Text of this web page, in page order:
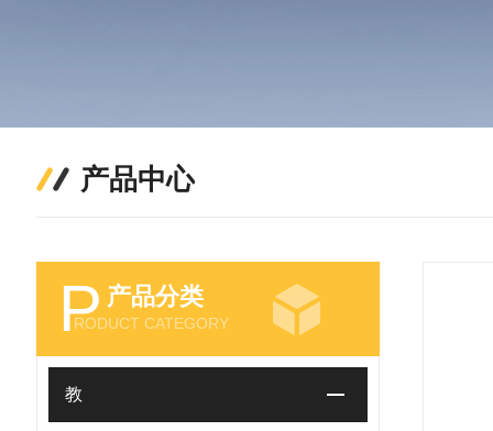
产品中心
P 产品分类
RODUCT CATEGORY
教